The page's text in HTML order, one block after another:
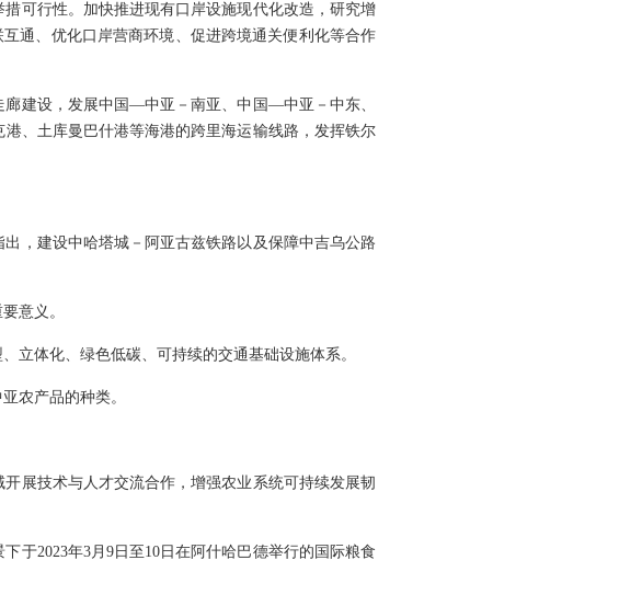
可行性。加快推进现有口岸设施现代化改造，研究增
通、优化口岸营商环境、促进跨境通关便利化等合作
建设，发展中国—中亚－南亚、中国—中亚－中东、
、土库曼巴什港等海港的跨里海运输线路，发挥铁尔
，建设中哈塔城－阿亚古兹铁路以及保障中吉乌公路
意义。
立体化、绿色低碳、可持续的交通基础设施体系。
农产品的种类。
展技术与人才交流合作，增强农业系统可持续发展韧
于2023年3月9日至10日在阿什哈巴德举行的国际粮食